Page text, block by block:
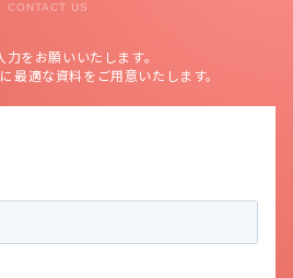
CONTACT US
力をお願いいたします。
最適な資料をご用意いたします。